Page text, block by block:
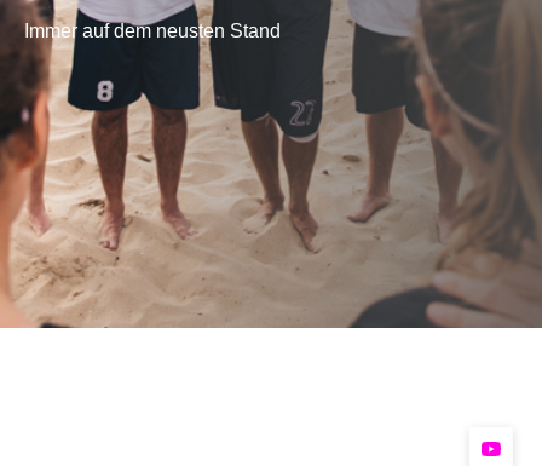
Immer auf dem neusten Stand